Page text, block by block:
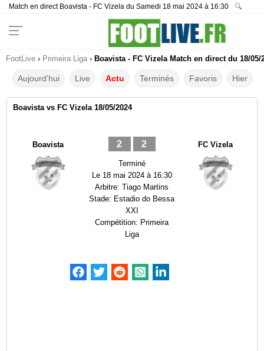
Match en direct Boavista - FC Vizela du Samedi 18 mai 2024 à 16:30 🔍
FootLive › Primeira Liga › Boavista - FC Vizela Match en direct du 18/05/
Aujourd'hui Live Actu Terminés Favoris Hier
Boavista vs FC Vizela 18/05/2024
Boavista 2 2
Terminé
Le 18 mai 2024 à 16:30
Arbitre:Tiago Martins
Stade: Estadio do Bessa
XXI
Compétition: Primeira
Liga
FC Vizela